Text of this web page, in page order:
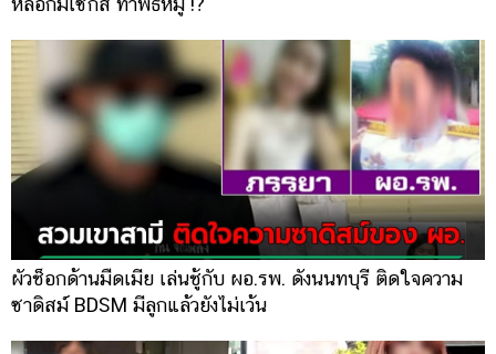
ผัวช็อกด้านมืดเมีย เล่นชู้กับ ผอ.รพ. ดังนนทบุรี ติดใจความ
ซาดิสม์ BDSM มีลูกแล้วยังไม่เว้น